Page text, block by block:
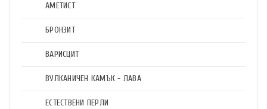
АМЕТИСТ
БРОНЗИТ
ВАРИСЦИТ
ВУЛКАНИЧЕН КАМЪК - ЛАВА
ЕСТЕСТВЕНИ ПЕРЛИ